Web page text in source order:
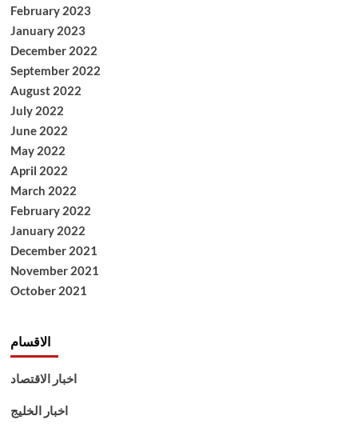
February 2023
January 2023
December 2022
September 2022
August 2022
July 2022
June 2022
May 2022
April 2022
March 2022
February 2022
January 2022
December 2021
November 2021
October 2021
الاقسام
اخبار الاقتصاد
اخبار الخليج